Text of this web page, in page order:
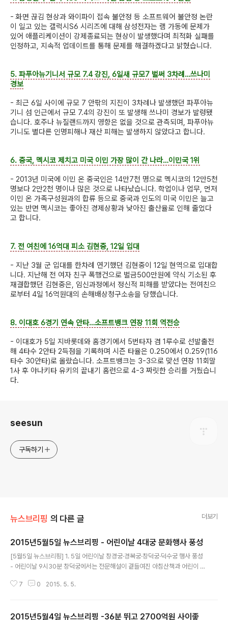
- 화면 끊김 현상과 와이파이 접속 불안정 등 소프트웨어 불안정 논란
이 일고 있는 갤럭시S6 시리즈에 대해 삼성전자는 램 가동에 문제가
있어 애플리케이션이 강제종료되는 현상이 발생했다며 최적화 실패를
인정하고, 지속적 업데이트를 통해 문제를 해결하겠다고 밝혔습니다.
5. 파푸아뉴기니서 규모 7.4 강진, 6일새 규모7 벌써 3차례…쓰나미
경보
- 최근 6일 사이에 규모 7 안팎의 지진이 3차례나 발생했던 파푸아뉴
기니 섬 인근에서 규모 7.4의 강진이 또 발생해 쓰나미 경보가 발령됐
습니다. 호주나 뉴질랜드까지 영향은 없을 것으로 관측되며, 파푸아뉴
기니도 별다른 인명피해나 재산 피해는 발생하지 않았다고 합니다.
6. 중국, 멕시코 제치고 미국 이민 가장 많이 간 나라…이민국 1위
- 2013년 미국에 이민 온 중국인은 14만7천 명으로 멕시코의 12만5천
명보다 2만2천 명이나 많은 것으로 나타났습니다. 학업이나 업무, 먼저
이민 온 가족구성원과의 합류 등으로 중국과 인도의 미국 이민은 늘고
있는 반면 멕시코는 좋아진 경제상황과 낮아진 출산율로 인해 줄었다
고 합니다.
7. 전 여친에 16억대 피소 김현중, 12일 입대
- 지난 3월 군 입대를 한차례 연기했던 김현중이 12일 현역으로 입대합
니다. 지난해 전 여자 친구 폭행건으로 벌금500만원에 약식 기소된 후
재결합했던 김현중은, 임신과정에서 정신적 피해를 받았다는 전여친으
로부터 4일 16억원대의 손해배상청구소송을 당했습니다.
8. 이대호 6경기 연속 안타…소프트뱅크 연장 11회 역전승
- 이대호가 5일 지바롯데와 홈경기에서 5번타자 겸 1루수로 선발출전
해 4타수 2안타 2득점을 기록하며 시즌 타율은 0.250에서 0.259(116
타수 30안타)로 올랐습니다. 소프트뱅크는 3-3으로 맞선 연장 11회말
1사 후 야나키타 유키의 끝내기 홈런으로 4-3 짜릿한 승리를 거뒀습니
다.
seesun
구독하기
뉴스브리핑 의 다른 글 더보기
2015년5월5일 뉴스브리핑 - 어린이날 4대궁 문화행사 풍성
[5월5일 뉴스브리핑] 1. 5일 어린이날 창경궁·경복궁·창덕궁·덕수궁 행사 풍성
- 어린이날 9시30분 창덕궁에서는 전문해설이 곁들여진 아침산책과 어린이 연
13시부터 21시까지 덕수궁 일대의 '대한제국과 가비차' 행사에서 일반백성의
5조3천억…소액결제·체크카드 '고공행진' - 경기회복 둔화로 올 1분기 카드승
7 0 2015. 5. 5.
2015년5월4일 뉴스브리핑 -36분 뛰고 2700억원 사이좋